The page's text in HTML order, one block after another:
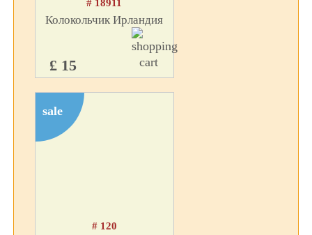
# 18911
Колокольчик Ирландия
£ 15
sale
# 120